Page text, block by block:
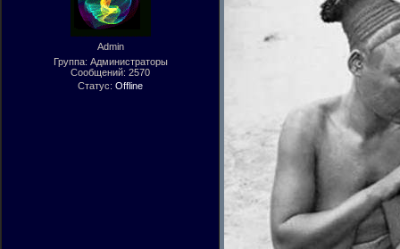
Admin
Группа: Администраторы
Сообщений: 2570
Статус: Offline